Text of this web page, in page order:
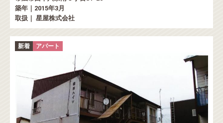
築年｜2015年3月
取扱｜ 星屋株式会社
新着 アパート